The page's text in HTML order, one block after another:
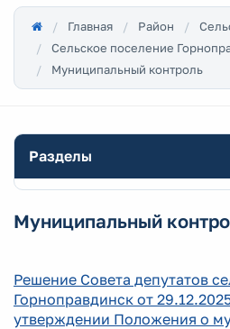
Главная Район
Сельское поселение
Муниципальный контроль
Разделы
Муниципальный
Решение Совета депутатов
Горноправдинск от
утверждении Положения о